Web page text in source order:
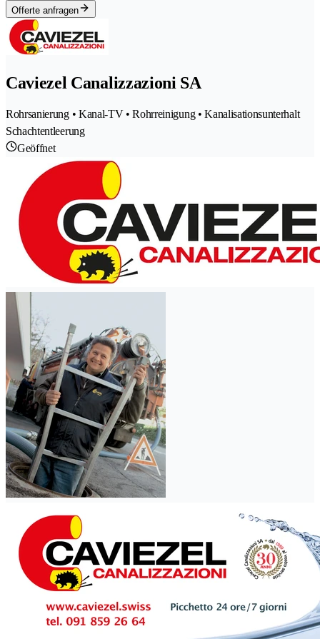
Offerte anfragen
Caviezel Canalizzazioni SA
Rohrsanierung • Kanal-TV • Rohrreinigung • Kanalisationsunterhalt
Schachtentleerung
Geöffnet